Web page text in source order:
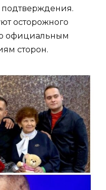
подтверждения.
осторожного
официальным
сторон.